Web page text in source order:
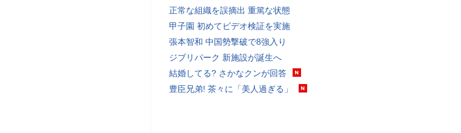
正常な組織を誤摘出 重篤な状態
甲子園 初めてビデオ検証を実施
張本智和 中国勢撃破で8強入り
ジブリパーク 新施設が誕生へ
結婚してる? さかなクンが回答
豊臣兄弟! 茶々に「美人過ぎる」